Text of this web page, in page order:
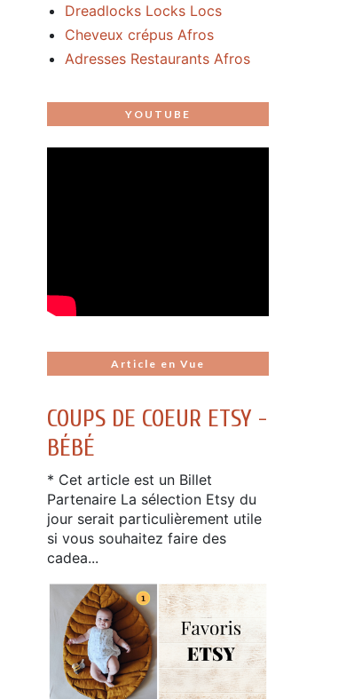
Dreadlocks Locks Locs
Cheveux crépus Afros
Adresses Restaurants Afros
YOUTUBE
Article en Vue
COUPS DE COEUR ETSY -
BÉBÉ
* Cet article est un Billet
Partenaire La sélection Etsy du
jour serait particulièrement utile
si vous souhaitez faire des
cadea...